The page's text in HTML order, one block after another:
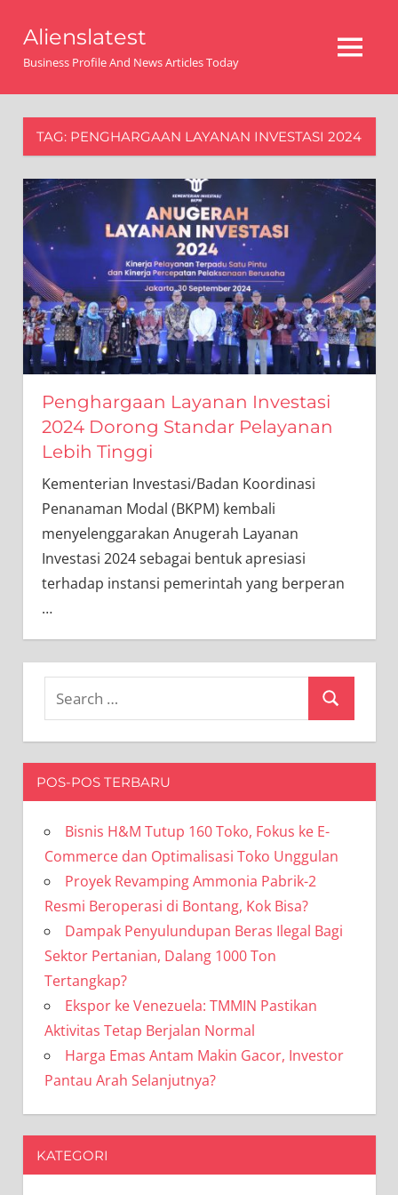
content
Alienslatest
Business Profile And News Articles Today MENU
TAG: PENGHARGAAN LAYANAN INVESTASI 2024
Penghargaan Layanan Investasi
2024 Dorong Standar Pelayanan
Lebih Tinggi
Kementerian Investasi/Badan Koordinasi
Penanaman Modal (BKPM) kembali
menyelenggarakan Anugerah Layanan
Investasi 2024 sebagai bentuk apresiasi
terhadap instansi pemerintah yang berperan
…
Search
POS-POS TERBARU
Bisnis H&M Tutup 160 Toko, Fokus ke E-
Commerce dan Optimalisasi Toko Unggulan
Proyek Revamping Ammonia Pabrik-2
Resmi Beroperasi di Bontang, Kok Bisa?
Dampak Penyulundupan Beras Ilegal Bagi
Sektor Pertanian, Dalang 1000 Ton
Tertangkap?
Ekspor ke Venezuela: TMMIN Pastikan
Aktivitas Tetap Berjalan Normal
Harga Emas Antam Makin Gacor, Investor
Pantau Arah Selanjutnya?
KATEGORI